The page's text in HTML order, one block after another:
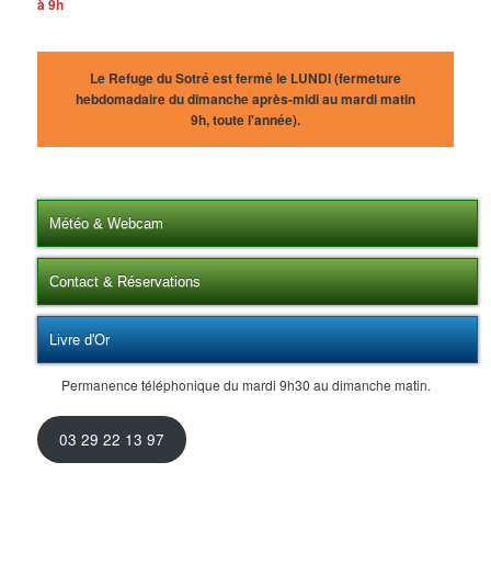
à 9h
Le Refuge du Sotré est fermé le LUNDI (fermeture
hebdomadaire du dimanche après-midi au mardi matin
9h, toute l'année).
Météo & Webcam
Contact & Réservations
Livre d'Or
Permanence téléphonique du mardi 9h30 au dimanche matin.
03 29 22 13 97